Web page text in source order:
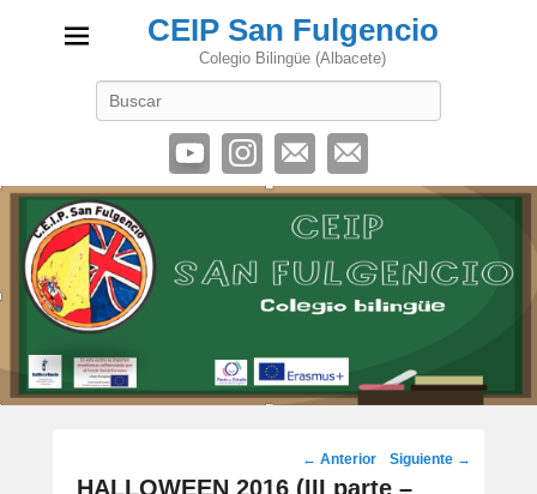
CEIP San Fulgencio
Colegio Bilingüe (Albacete)
Navegación
por
← Anterior Siguiente →
HALLOWEEN 2016 (III parte –